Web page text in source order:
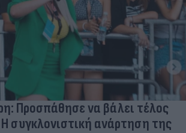
Προσπάθησε να βάλει τέλος
συγκλονιστική ανάρτηση της